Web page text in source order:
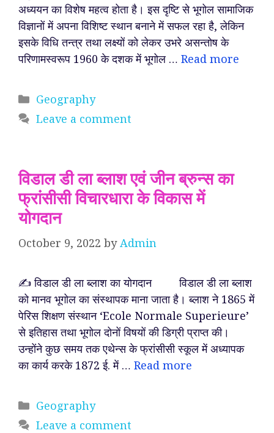
अध्ययन का विशेष महत्व होता है। इस दृष्टि से भूगोल सामाजिक
विज्ञानों में अपना विशिष्ट स्थान बनाने में सफल रहा है, लेकिन
इसके विधि तन्त्र तथा लक्ष्यों को लेकर उभरे असन्तोष के
परिणामस्वरूप 1960 के दशक में भूगोल … Read more
Categories
Geography
Leave a comment
विडाल डी ला ब्लाश एवं जीन ब्रुन्स का
फ्रांसीसी विचारधारा के विकास में
योगदान
October 9, 2022 byAdmin
✍️ विडाल डी ला ब्लाश का योगदान विडाल डी ला ब्लाश
को मानव भूगोल का संस्थापक माना जाता है। ब्लाश ने 1865 में
पेरिस शिक्षण संस्थान ‘Ecole Normale Superieure’
से इतिहास तथा भूगोल दोनों विषयों की डिग्री प्राप्त की।
उन्होंने कुछ समय तक एथेन्स के फ्रांसीसी स्कूल में अध्यापक
का कार्य करके 1872 ई. में … Read more
Categories
Geography
Leave a comment